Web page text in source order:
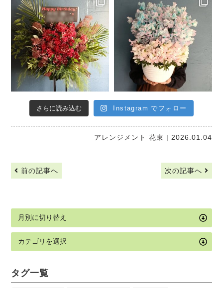
さらに読み込む Instagram でフォロー
アレンジメント 花束 | 2026.01.04
前の記事へ 次の記事へ
タグ一覧